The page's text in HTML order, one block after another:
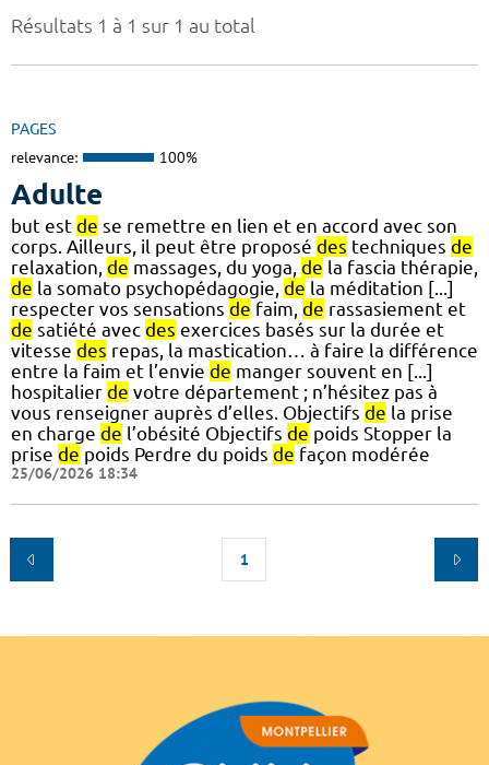
Résultats 1 à 1 sur 1 au total
PAGES
relevance: 100%
Adulte
but est de se remettre en lien et en accord avec son
corps. Ailleurs, il peut être proposé des techniques de
relaxation, de massages, du yoga, de la fascia thérapie,
de la somato psychopédagogie, de la méditation [...]
respecter vos sensations de faim, de rassasiement et
de satiété avec des exercices basés sur la durée et
vitesse des repas, la mastication… à faire la différence
entre la faim et l’envie de manger souvent en [...]
hospitalier de votre département ; n’hésitez pas à
vous renseigner auprès d’elles. Objectifs de la prise
en charge de l’obésité Objectifs de poids Stopper la
prise de poids Perdre du poids de façon modérée
25/06/2026 18:34
1